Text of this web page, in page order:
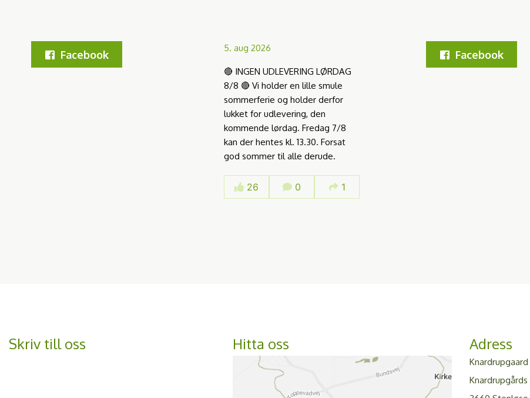
Facebook 5. aug 2026
🔴 INGEN UDLEVERING LØRDAG
8/8 🔴 Vi holder en lille smule
sommerferie og holder derfor
lukket for udlevering, den
kommende lørdag. Fredag 7/8
kan der hentes kl. 13.30. Forsat
god sommer til alle derude.
26 0 1
Facebook
Skriv till oss Hitta oss Adress
Knardrupgaard